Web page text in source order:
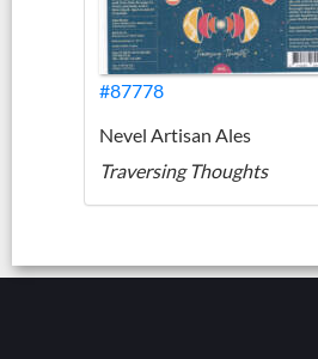
#87778
Nevel Artisan Ales
Traversing Thoughts